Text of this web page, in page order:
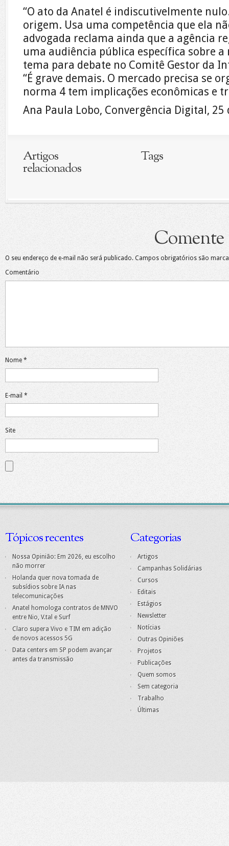
“O ato da Anatel é indiscutivelmente
origem. Usa uma competência que ela
advogada reclama ainda que a agência
uma audiência pública específica sobre
tema para debate no Comitê Gestor da
“É grave demais. O mercado precisa se
norma 4 tem implicações econômicas e
Ana Paula Lobo, Convergência Digital, 25
Artigos
relacionados
Tags
Comente
O seu endereço de e-mail não será publicado. Campos obrigatórios são
Comentário
Nome *
E-mail *
Site
Tópicos recentes
Nossa Opinião: Em 2026, eu escolho
não morrer
Holanda quer nova tomada de
subsídios sobre IA nas
telecomunicações
Anatel homologa contratos de MNVO
entre Nio, V.tal e Surf
Claro supera Vivo e TIM em adição
de novos acessos 5G
Data centers em SP podem avançar
antes da transmissão
Categorias
Artigos
Campanhas Solidárias
Cursos
Editais
Estágios
Newsletter
Notícias
Outras Opiniões
Projetos
Publicações
Quem somos
Sem categoria
Trabalho
Últimas